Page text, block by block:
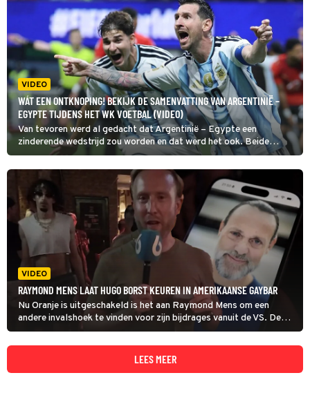
VIDEO
WÁT EEN ONTKNOPING! BEKIJK DE SAMENVATTING VAN ARGENTINIË –
EGYPTE TIJDENS HET WK VOETBAL (VIDEO)
Van tevoren werd al gedacht dat Argentinië – Egypte een
zinderende wedstrijd zou worden en dat werd het ook. Beide
landen streden voor wat ze waard waren en dat leverde een
knotsgekke wedstrijd op met een bizarre ontknoping. Voor één van
deze landen zit het WK voetbal er nu op.
VIDEO
RAYMOND MENS LAAT HUGO BORST KEUREN IN AMERIKAANSE GAYBAR
Nu Oranje is uitgeschakeld is het aan Raymond Mens om een
andere invalshoek te vinden voor zijn bijdrages vanuit de VS. De
Amerikakenner wist te verrassen in De Oranjezomer door
voetbalkenner Hugo Borst te laten keuren in een gaykroeg.
LEES MEER